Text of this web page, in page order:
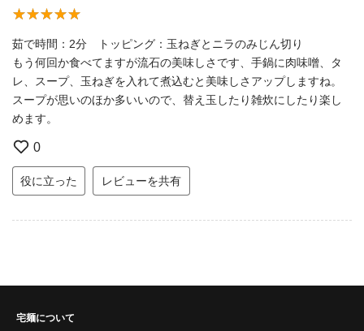
茹で時間：2分 トッピング：玉ねぎとニラのみじん切り
もう何回か食べてますが流石の美味しさです、手鍋に肉味噌、タ
レ、スープ、玉ねぎを入れて煮込むと美味しさアップしますね。
スープが思いのほか多いいので、替え玉したり雑炊にしたり楽し
めます。
0
役に立った レビューを共有
宅麺について